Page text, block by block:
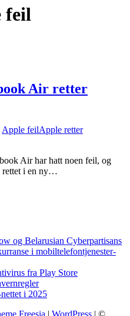
feil
Air retter
Apple feilApple retter
Air har hatt noen feil, og
rettet i en ny…
og Belarusian Cyberpartisans
i mobiltelefontjenester-
fra Play Store
i 2025